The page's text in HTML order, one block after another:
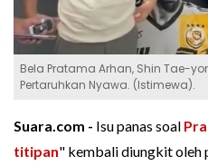
Bela Pratama Arhan, Shin Tae-
Pertaruhkan Nyawa. (Istimewa).
Suara.com - Isu panas soal
titipan" kembali diungkit oleh